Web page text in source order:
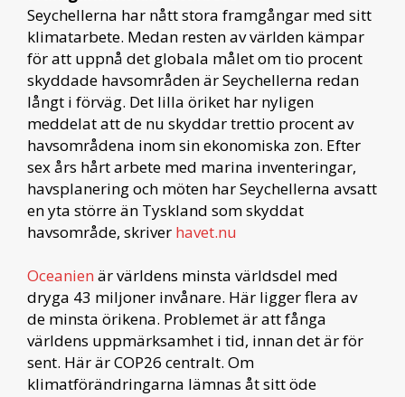
Seychellerna har nått stora framgångar med sitt
klimatarbete. Medan resten av världen kämpar
för att uppnå det globala målet om tio procent
skyddade havsområden är Seychellerna redan
långt i förväg. Det lilla öriket har nyligen
meddelat att de nu skyddar trettio procent av
havsområdena inom sin ekonomiska zon. Efter
sex års hårt arbete med marina inventeringar,
havsplanering och möten har Seychellerna avsatt
en yta större än Tyskland som skyddat
havsområde, skriver havet.nu
Oceanien är världens minsta världsdel med
dryga 43 miljoner invånare. Här ligger flera av
de minsta örikena. Problemet är att fånga
världens uppmärksamhet i tid, innan det är för
sent. Här är COP26 centralt. Om
klimatförändringarna lämnas åt sitt öde